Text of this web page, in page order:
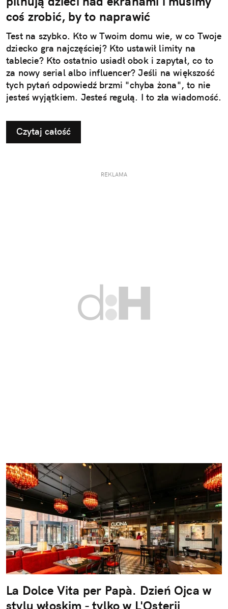
coś zrobić, by to naprawić
Test na szybko. Kto w Twoim domu wie, w co Twoje
dziecko gra najczęściej? Kto ustawił limity na
tablecie? Kto ostatnio usiadł obok i zapytał, co to
za nowy serial albo influencer? Jeśli na większość
tych pytań odpowiedź brzmi "chyba żona", to nie
jesteś wyjątkiem. Jesteś regułą. I to zła wiadomość.
Czytaj całość
REKLAMA
La Dolce Vita per Papà. Dzień Ojca w
stylu włoskim - tylko w L'Osterii